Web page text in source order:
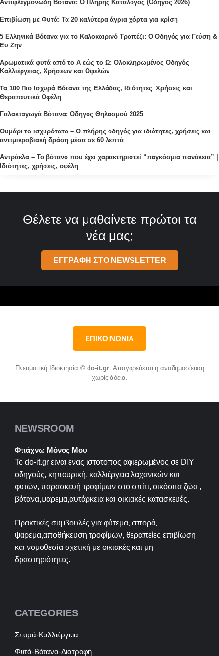
Αντιφλεγμονώδη Βότανα: Ο Πλήρης Κατάλογος (Οδηγός 2026)
Επιβίωση με Φυτά: Τα 20 καλύτερα άγρια χόρτα για κρίση
5 Ελληνικά Βότανα για το Καλοκαιρινό Τραπέζι: Ο Οδηγός για Γεύση &
Ευ Ζην
Αρωματικά φυτά από το Α εώς το Ω: Ολοκληρωμένος Οδηγός
Καλλιέργειας, Χρήσεων και Οφελών
Τα 100 Πιο Ισχυρά Βότανα της Ελλάδας, Ιδιότητες, Χρήσεις και
Θεραπευτικά Οφέλη
Γαλακταγωγά Βότανα: Οδηγός Θηλασμού 2025
Θυμάρι το ισχυρότατο – Ο πλήρης οδηγός για ιδιότητες, χρήσεις και
αντιμικροβιακή δράση μέσα σε 60 λεπτά
Αντράκλα – Το βότανο που έχει χαρακτηριστεί “παγκόσμια πανάκεια” |
Ιδιότητες, χρήσεις, οφέλη
Θέλετε να μαθαίνετε πρώτοι τα
νέα μας;
ΕΓΓΡΑΦΗ ΣΤΟ NEWSLETTER
ΕΠΙΚΟΙΝΩΝΙΑ
Πνευματική Ιδιοκτησία © do-it.gr. Απαγορεύεται η αναδημοσίευση
χωρίς άδεια.
NEWSROOM
Φτιάχνω Μόνος Μου
Το do-it.gr είναι ενας ιστοτοπος αφιερωμένος σε DIY
οδηγούς, κηπουρική, καλλιέργεια λαχανικών και
φυτών, παρασκευή τροφίμων στο σπίτι, οικόσιτα ζώα ,
βότανα,ψαρεμα,αυτάρκεια και οικιακές κατασκευές.
Πρακτικές συμβουλές για φύτεμα, σπορά,
ψαρεμα,αποθήκευση τροφίμων, θεραπείες επιβίωση
και νομοθεσία σχετική με οικιακές και μη
δραστηριότητες.
CATEGORIES
Σπορά-Καλλιέργεια
Φυτά-Βότανα-Διατροφή